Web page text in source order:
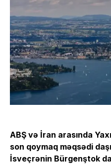
ABŞ və İran arasında
son qoymaq məqsədi
İsveçrənin Bürgenştok